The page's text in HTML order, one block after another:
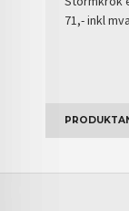
71,- inkl